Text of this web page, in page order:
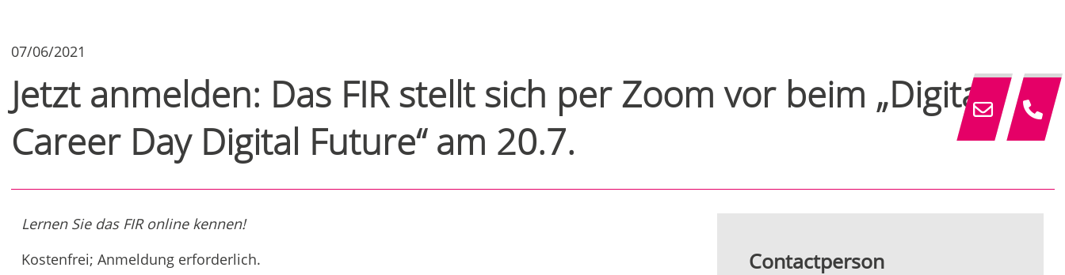
07/06/2021
Jetzt anmelden: Das FIR stellt sich per Zoom vor beim „Digital
Career Day Digital Future“ am 20.7.
Lernen Sie das FIR online kennen!
Kostenfrei; Anmeldung erforderlich.
Contactperson